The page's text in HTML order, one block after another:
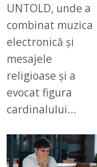
UNTOLD, unde a
combinat muzica
electronică și
mesajele
religioase și a
evocat figura
cardinalului…